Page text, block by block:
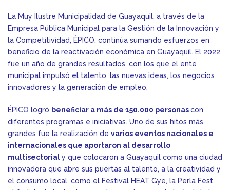
La Muy Ilustre Municipalidad de Guayaquil, a través de la
Empresa Pública Municipal para la Gestión de la Innovación y
la Competitividad, ÉPICO, continúa sumando esfuerzos en
beneficio de la reactivación económica en Guayaquil. El 2022
fue un año de grandes resultados, con los que el ente
municipal impulsó el talento, las nuevas ideas, los negocios
innovadores y la generación de empleo.
ÉPICO logró beneficiar a más de 150.000 personascon
diferentes programas e iniciativas. Uno de sus hitos más
grandes fue la realización de varios eventos nacionales e
internacionales que aportaron al desarrollo
multisectorialy que colocaron a Guayaquil como una ciudad
innovadora que abre sus puertas al talento, a la creatividad y
el consumo local, como el Festival HEAT Gye, la Perla Fest,